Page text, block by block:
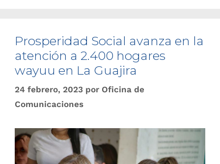
Prosperidad Social avanza en la
atención a 2.400 hogares
wayuu en La Guajira
24 febrero, 2023 por Oficina de
Comunicaciones